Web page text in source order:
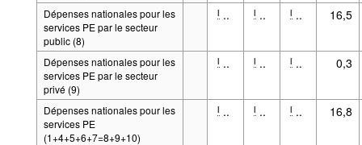
Dépenses nationales pour les
services PE par le secteur
public (8)
l .. l .. l .. 16,5
Dépenses nationales pour les
services PE par le secteur
privé (9)
l .. l .. l .. 0,3
Dépenses nationales pour les
services PE
(1+4+5+6+7=8+9+10)
l .. l .. l .. 16,8